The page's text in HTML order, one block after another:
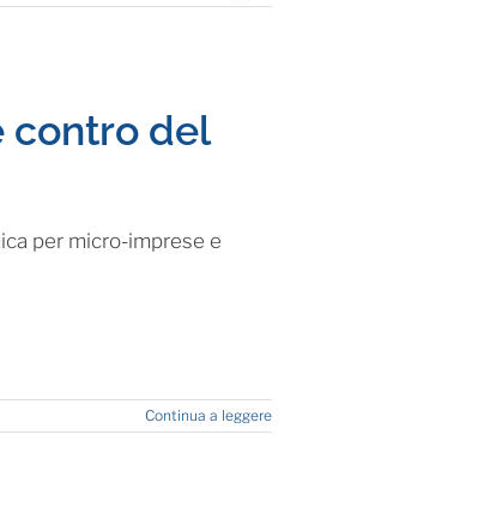
contro del
per micro-imprese e
Continua a leggere